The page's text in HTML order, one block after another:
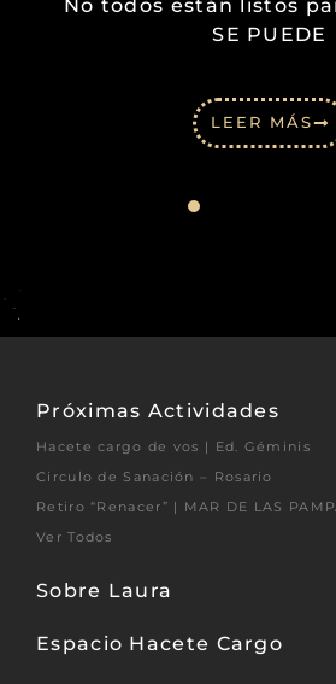
No todos están listos
SE PUEDE
LEER MÁS
Próximas Actividades
Hacete cargo de vos | Ed. Géminis
Circulo de Sanación – Rosario
Retiro “Renacer” | MAR DE LAS
Ver Todos
Sobre Laura
Espacio Hacete Cargo